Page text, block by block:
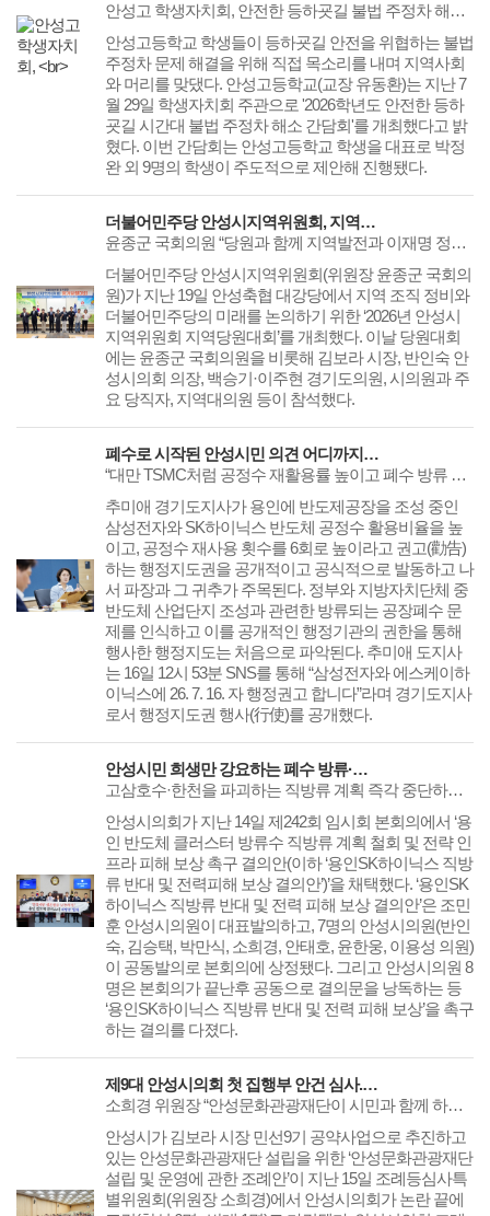
안성고 학생자치회, 안전한 등하굣길 불법 주정차 해소 간담회 통학로 양방향 주정차 위험성 지적.... 안성시의회·경찰·학교 머리 맛대
​​​​​​​안성고등학교 학생들이 등하굣길 안전을 위협하는 불법
주정차 문제 해결을 위해 직접 목소리를 내며 지역사회
와 머리를 맞댔다. 안성고등학교(교장 유동환)는 지난 7
월 29일 학생자치회 주관으로 '2026학년도 안전한 등하
굣길 시간대 불법 주정차 해소 간담회'를 개최했다고 밝
혔다. 이번 간담회는 안성고등학교 학생을 대표로 박정
완 외 9명의 학생이 주도적으로 제안해 진행됐다.
더불어민주당 안성시지역위원회, 지역당원대회
윤종군 국회의원 “당원과 함께 지역발전과 이재명 정부 성공을 만들겠다”
​​​​​​​더불어민주당 안성시지역위원회(위원장 윤종군 국회의
원)가 지난 19일 안성축협 대강당에서 지역 조직 정비와
더불어민주당의 미래를 논의하기 위한 ‘2026년 안성시
지역위원회 지역당원대회’를 개최했다. 이날 당원대회
에는 윤종군 국회의원을 비롯해 김보라 시장, 반인숙 안
성시의회 의장, 백승기·이주현 경기도의원, 시의원과 주
요 당직자, 지역대의원 등이 참석했다.
폐수로 시작된 안성시민 의견 어디까지 반영될까? 추미애 도지사, 용인 삼성·SK 폐수 관련 행정지도 발동
“대만 TSMC처럼 공정수 재활용률 높이고 폐수 방류 줄여라” 공개 권고용인 조성 삼성전자, SK하이닉스 관련 피해·희생 안성시 입장 반영 분석경기도지사 후보 시절 ‘K-반도체 클러스터 구축’ 공약 중 넷째 이행으로 평가
추미애 경기도지사가 용인에 반도제공장을 조성 중인
삼성전자와 SK하이닉스 반도체 공정수 활용비율을 높
이고, 공정수 재사용 횟수를 6회로 높이라고 권고(勸告)
하는 행정지도권을 공개적이고 공식적으로 발동하고 나
서 파장과 그 귀추가 주목된다. 정부와 지방자치단체 중
반도체 산업단지 조성과 관련한 방류되는 공장폐수 문
제를 인식하고 이를 공개적인 행정기관의 권한을 통해
행사한 행정지도는 처음으로 파악된다. 추미애 도지사
는 16일 12시 53분 SNS를 통해 “삼성전자와 에스케이하
이닉스에 26. 7. 16. 자 행정권고 합니다”라며 경기도지사
로서 행정지도권 행사(行使)를 공개했다.
안성시민 희생만 강요하는 폐수 방류·전력 인프라 구축 반대
고삼호수·한천을 파괴하는 직방류 계획 즉각 중단하고, 바이패스 설치 요구 안성시의회 ‘용인 반도체 클러스터 방류수 직방류 계획 철회 및 전략 인프라 피해 보상 촉구 결의안’ 채택
안성시의회가 지난 14일 제242회 임시회 본회의에서 ‘용
인 반도체 클러스터 방류수 직방류 계획 철회 및 전략 인
프라 피해 보상 촉구 결의안(이하 ‘용인SK하이닉스 직방
류 반대 및 전력피해 보상 결의안’)’을 채택했다. ‘용인SK
하이닉스 직방류 반대 및 전력 피해 보상 결의안’은 조민
훈 안성시의원이 대표발의하고, 7명의 안성시의원(반인
숙, 김승택, 박만식, 소희경, 안태호, 윤한웅, 이용성 의원)
이 공동발의로 본회의에 상정됐다. 그리고 안성시의원 8
명은 본회의가 끝난후 공동으로 결의문을 낭독하는 등
‘용인SK하이닉스 직방류 반대 및 전력 피해 보상’을 촉구
하는 결의를 다졌다.
제9대 안성시의회 첫 집행부 안건 심사.. 안성문화관광재단, 논란 끝에 표결로 가결
소희경 위원장 “안성문화관광재단이 시민과 함께 하는 재단이 되도록 해 달라”동안성체육센터건립사업 공유재산관리계획안 등 집행부 제출 안건 모두 통과
​​​​​​​안성시가 김보라 시장 민선9기 공약사업으로 추진하고
있는 안성문화관광재단 설립을 위한 ‘안성문화관광재단
설립 및 운영에 관한 조례안’이 지난 15일 조례등심사특
별위원회(위원장 소희경)에서 안성시의회가 논란 끝에